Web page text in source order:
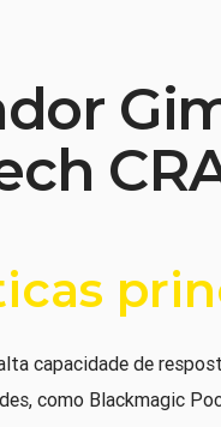
capacidade de
como Blackmagic